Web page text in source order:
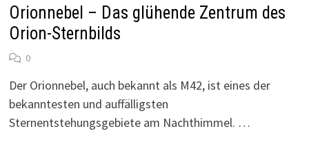
Orionnebel – Das glühende Zentrum des
Orion-Sternbilds
0
Der Orionnebel, auch bekannt als M42, ist eines der
bekanntesten und auffälligsten
Sternentstehungsgebiete am Nachthimmel. …